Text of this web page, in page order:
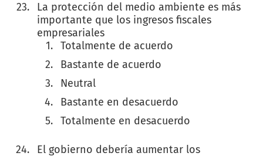
La protección del medio ambiente es más
importante que los ingresos fiscales
empresariales
Totalmente de acuerdo
Bastante de acuerdo
Neutral
Bastante en desacuerdo
Totalmente en desacuerdo
El gobierno debería aumentar los